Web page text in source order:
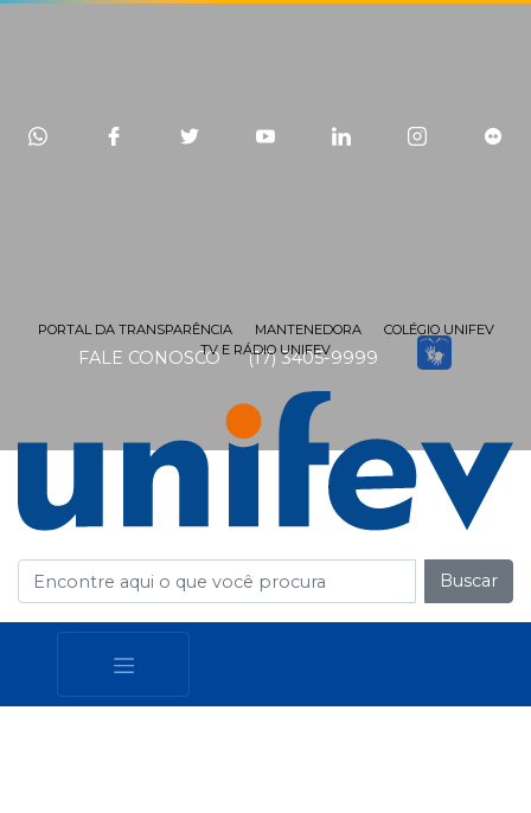
FALE CONOSCO (17) 3405-9999
PORTAL DA TRANSPARÊNCIA MANTENEDORA
COLÉGIO UNIFEV
TV E RÁDIO UNIFEV
Buscar